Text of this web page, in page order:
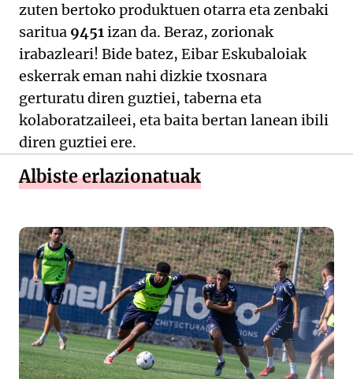
zuten bertoko produktuen otarra eta zenbaki
saritua 9451izan da. Beraz, zorionak
irabazleari! Bide batez, Eibar Eskubaloiak
eskerrak eman nahi dizkie txosnara
gerturatu diren guztiei, taberna eta
kolaboratzaileei, eta baita bertan lanean ibili
diren guztiei ere.
Albiste erlazionatuak